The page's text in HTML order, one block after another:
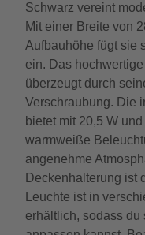
Schwarz vereint
Mit einer Breite von
Aufbauhöhe fügt sie
ein. Das
überzeugt durch
Verschraubung. Die
bietet mit 20,5 W
warmweiße
angenehme
Deckenhalterung ist
Leuchte ist in
erhältlich, sodass du